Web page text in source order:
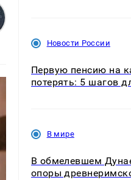
Новости России
Первую пенсию на
потерять: 5 шагов
В мире
В обмелевшем
опоры